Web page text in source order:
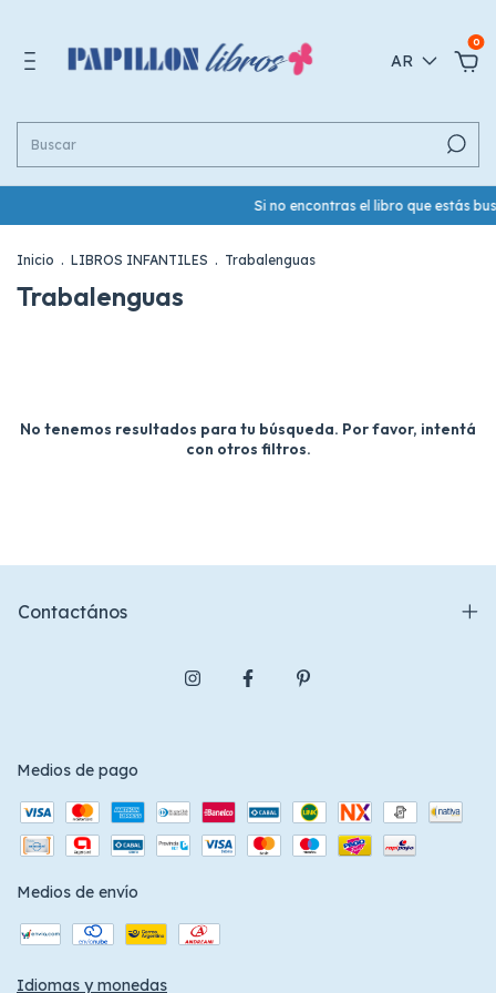
AR
0
Si no encontras el libro que estás
Inicio . LIBROS INFANTILES . Trabalenguas
Trabalenguas
No tenemos resultados para tu búsqueda. Por favor, intentá
con otros filtros.
Contactános
Medios de pago
Medios de envío
Idiomas y monedas